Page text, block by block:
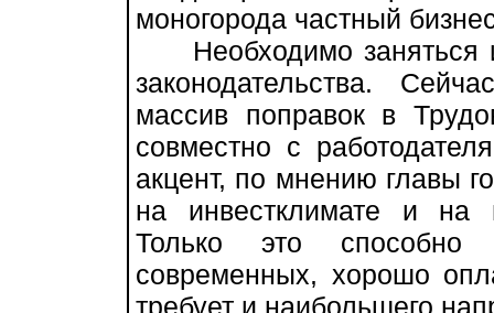
моногорода частный
Необходимо заняться и
законодательства.
массив поправок в
совместно с
акцент, по мнению главы
на инвестклимате и на
Только это способно
современных, хорошо
требует и наибольшего